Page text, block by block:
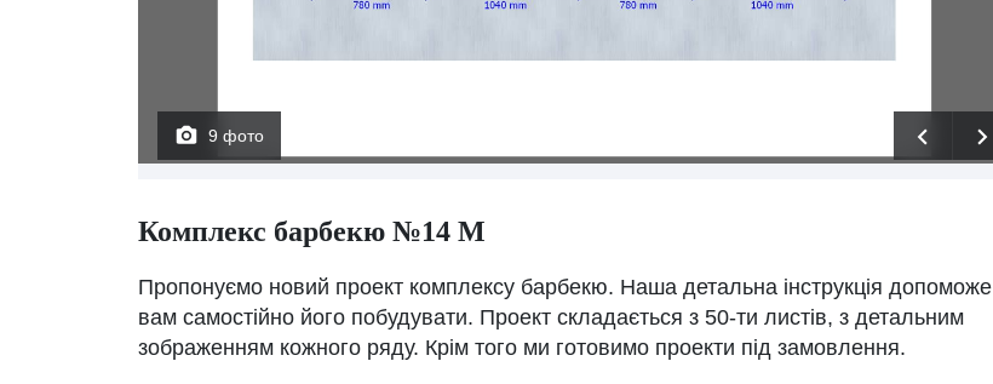
9 фото
Комплекс барбекю №14 М
Пропонуємо новий проект комплексу барбекю. Наша детальна інструкція допоможе
вам самостійно його побудувати. Проект складається з 50-ти листів, з детальним
зображенням кожного ряду. Крім того ми готовимо проекти під замовлення.